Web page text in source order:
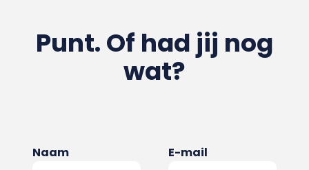
Punt. Of had jij nog
wat?
Naam E-mail